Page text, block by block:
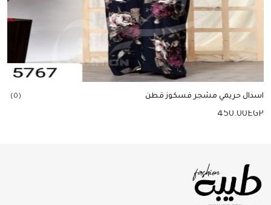
اسدال حريمي مشجر فسكوز قطن (0)
450.00EGP